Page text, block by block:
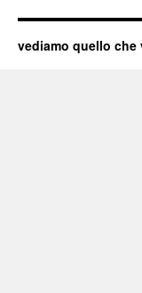
vediamo quello che